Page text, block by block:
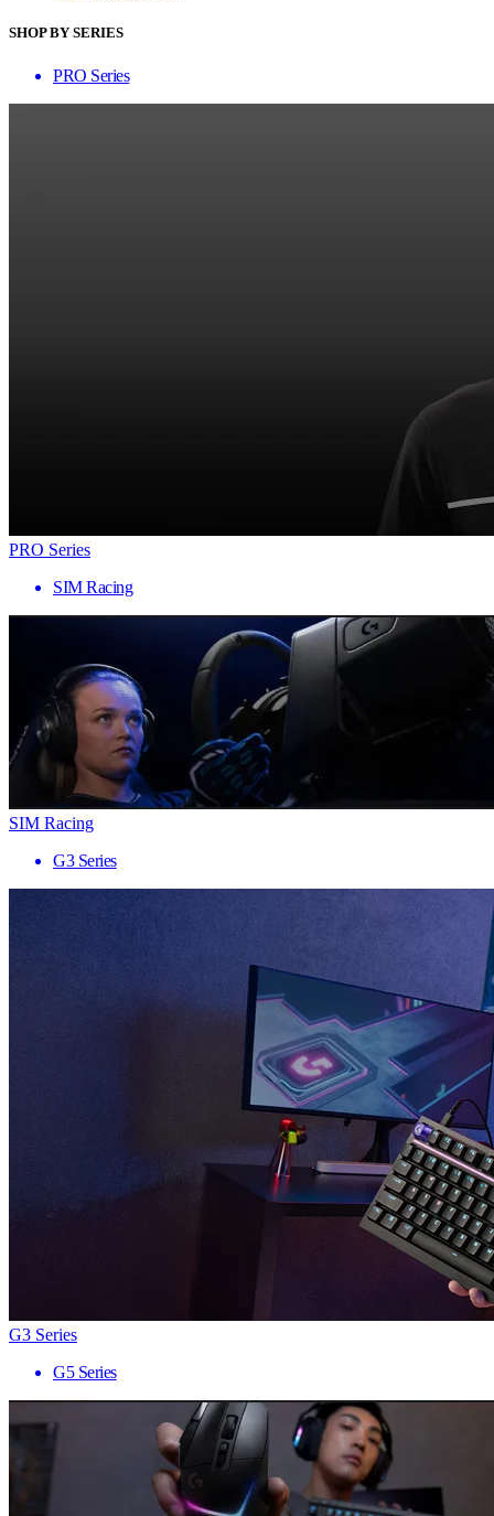
SHOP BY SERIES
PRO Series
PRO Series
SIM Racing
SIM Racing
G3 Series
G3 Series
G5 Series